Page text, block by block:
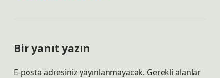
Bir yanıt yazın
E-posta adresiniz yayınlanmayacak. Gerekli alanlar